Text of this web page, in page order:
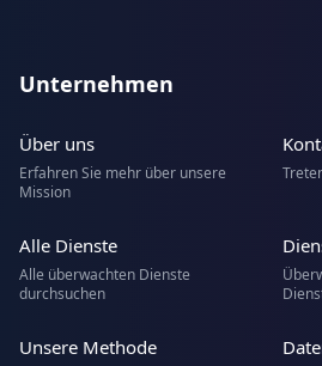
Unternehmen
Über uns
Erfahren Sie mehr über unsere
Mission
Alle Dienste
Alle überwachten Dienste
durchsuchen
Unsere Methode